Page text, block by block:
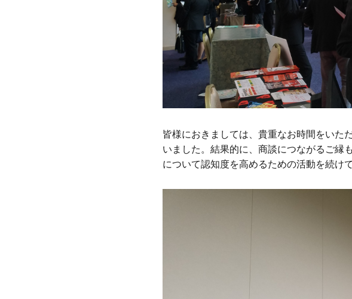
皆様におきましては、貴重なお時間をいた
いました。結果的に、商談につながるご縁
について認知度を高めるための活動を続け